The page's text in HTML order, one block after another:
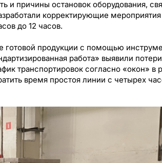
и причины остановок оборудования,
корректирующие мероприятия
до 12 часов.
готовой продукции с помощью
работа» выявили
транспортировок согласно «окон» в
время простоя линии с четырех